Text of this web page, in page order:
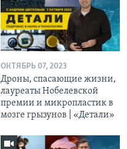
ОКТЯБРЬ 07, 2023
Дроны, спасающие жизни,
лауреаты Нобелевской
премии и микропластик в
мозге грызунов | «Детали»